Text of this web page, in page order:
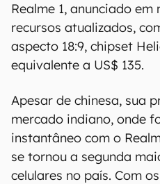
Realme 1, anunciado em
recursos atualizados,
aspecto 18:9, chipset
equivalente a US$ 135.
Apesar de chinesa, sua
mercado indiano, onde
instantâneo com o
se tornou a segunda
celulares no país. Com